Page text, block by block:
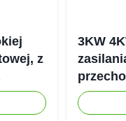
z
3KW